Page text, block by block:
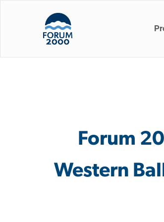
Forum
Western